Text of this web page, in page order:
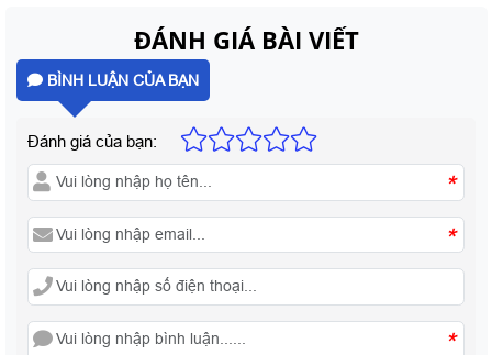
ĐÁNH GIÁ BÀI VIẾT
BÌNH LUẬN CỦA BẠN
Đánh giá của bạn:
*
*
*